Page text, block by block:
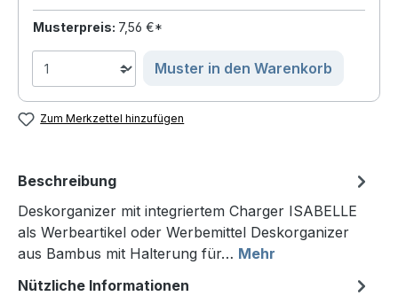
Musterpreis: 7,56 €*
Muster in den Warenkorb
Zum Merkzettel hinzufügen
Beschreibung
Deskorganizer mit integriertem Charger ISABELLE
als Werbeartikel oder Werbemittel Deskorganizer
aus Bambus mit Halterung für… Mehr
Nützliche Informationen